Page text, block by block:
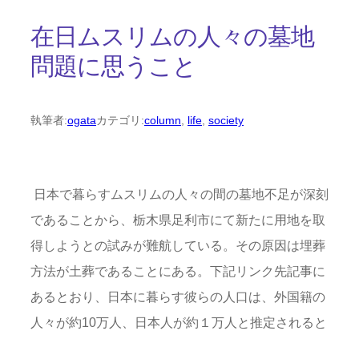
在日ムスリムの人々の墓地
問題に思うこと
執筆者:ogataカテゴリ:column life society
日本で暮らすムスリムの人々の間の墓地不足が深刻
であることから、栃木県足利市にて新たに用地を取
得しようとの試みが難航している。その原因は埋葬
方法が土葬であることにある。下記リンク先記事に
あるとおり、日本に暮らす彼らの人口は、外国籍の
人々が約10万人、日本人が約１万人と推定されると